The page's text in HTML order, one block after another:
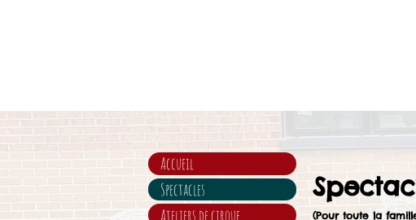
(Pour toute la
Accueil
Spectacles
Ateliers de cirque